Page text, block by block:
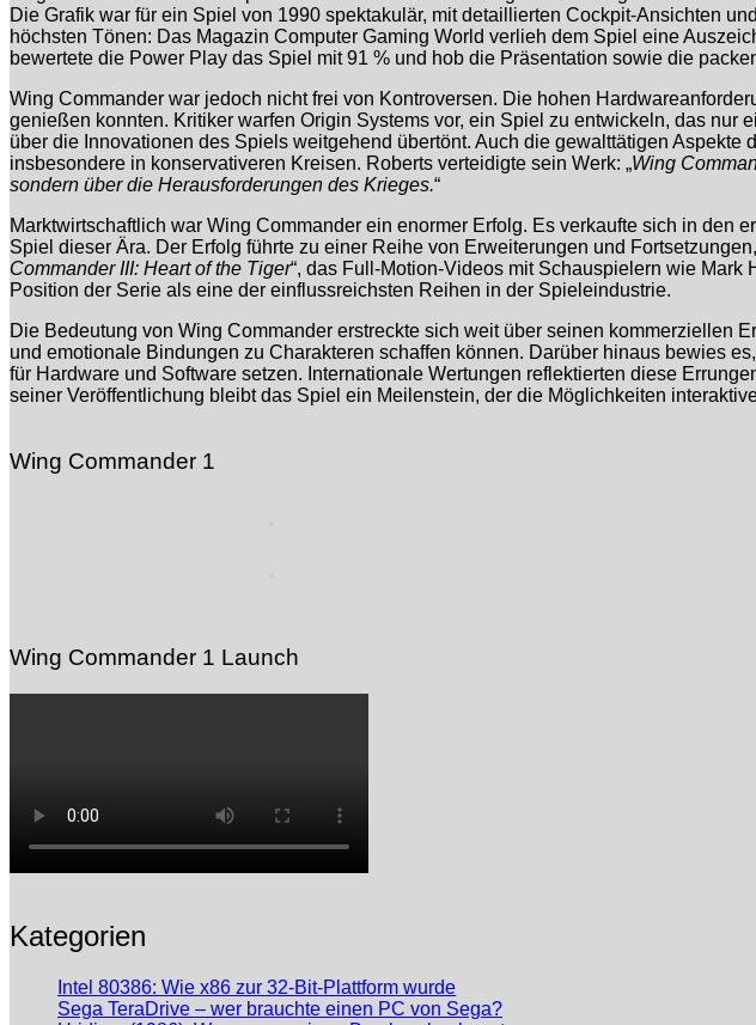
Die Grafik war für ein Spiel von 1990 spektakulär, mit detaillierten Cockpit-Ansichten
höchsten Tönen: Das Magazin Computer Gaming World verlieh dem Spiel eine
bewertete die Power Play das Spiel mit 91 % und hob die Präsentation sowie die
Wing Commander war jedoch nicht frei von Kontroversen. Die hohen
genießen konnten. Kritiker warfen Origin Systems vor, ein Spiel zu entwickeln, das
über die Innovationen des Spiels weitgehend übertönt. Auch die gewalttätigen
insbesondere in konservativeren Kreisen. Roberts verteidigte sein Werk: „Wing
sondern über die Herausforderungen des Krieges.“
Marktwirtschaftlich war Wing Commander ein enormer Erfolg. Es verkaufte sich in den
Spiel dieser Ära. Der Erfolg führte zu einer Reihe von Erweiterungen und
Commander III: Heart of the Tiger“, das Full-Motion-Videos mit Schauspielern wie
Position der Serie als eine der einflussreichsten Reihen in der Spieleindustrie.
Die Bedeutung von Wing Commander erstreckte sich weit über seinen kommerziellen
und emotionale Bindungen zu Charakteren schaffen können. Darüber hinaus bewies
für Hardware und Software setzen. Internationale Wertungen reflektierten diese
seiner Veröffentlichung bleibt das Spiel ein Meilenstein, der die Möglichkeiten
Wing Commander 1
Wing Commander 1 Launch
Kategorien
Intel 80386: Wie x86 zur 32-Bit-Plattform wurde
Sega TeraDrive – wer brauchte einen PC von Sega?